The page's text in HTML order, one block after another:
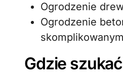
Ogrodzenie
Ogrodzenie
Gdzie